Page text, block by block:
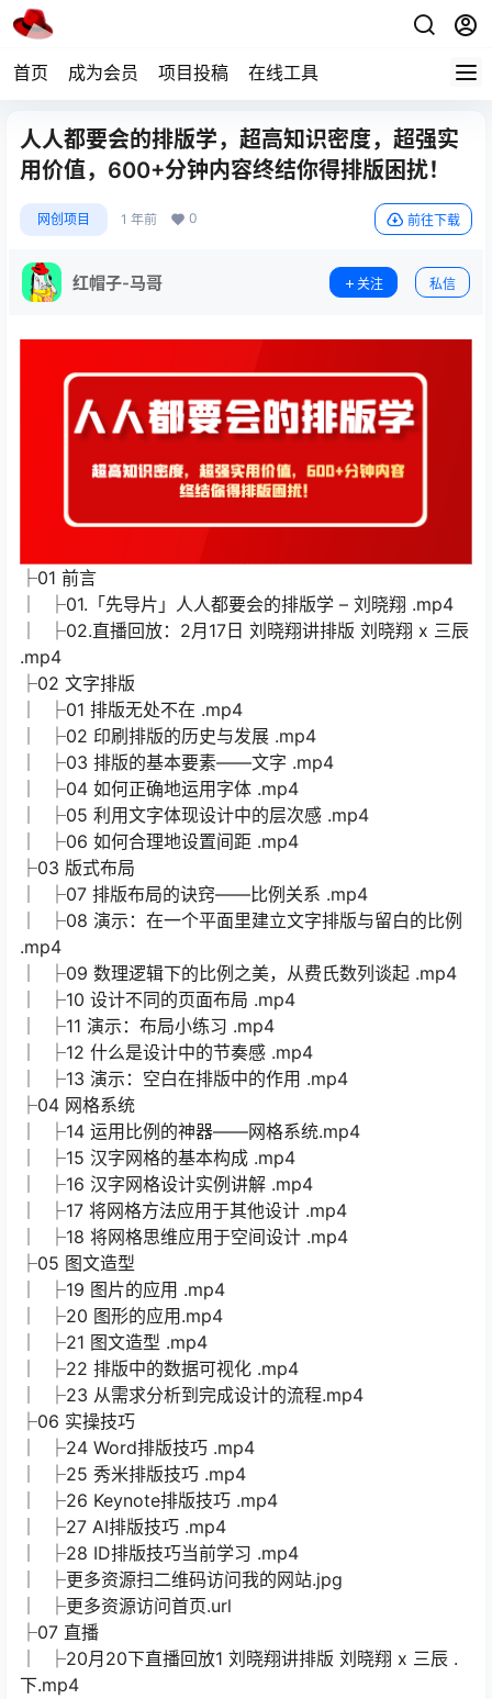
首页 成为会员 项目投稿 在线工具
人人都要会的排版学，超高知识密度，超强实
用价值，600+分钟内容终结你得排版困扰！
网创项目 1 年前 0 前往下载
红帽子-马哥 关注 私信
├01 前言
│ ├01.「先导片」人人都要会的排版学 – 刘晓翔 .mp4
│ ├02.直播回放：2月17日 刘晓翔讲排版 刘晓翔 x 三辰
.mp4
├02 文字排版
│ ├01 排版无处不在 .mp4
│ ├02 印刷排版的历史与发展 .mp4
│ ├03 排版的基本要素——文字 .mp4
│ ├04 如何正确地运用字体 .mp4
│ ├05 利用文字体现设计中的层次感 .mp4
│ ├06 如何合理地设置间距 .mp4
├03 版式布局
│ ├07 排版布局的诀窍——比例关系 .mp4
│ ├08 演示：在一个平面里建立文字排版与留白的比例
.mp4
│ ├09 数理逻辑下的比例之美，从费氏数列谈起 .mp4
│ ├10 设计不同的页面布局 .mp4
│ ├11 演示：布局小练习 .mp4
│ ├12 什么是设计中的节奏感 .mp4
│ ├13 演示：空白在排版中的作用 .mp4
├04 网格系统
│ ├14 运用比例的神器——网格系统.mp4
│ ├15 汉字网格的基本构成 .mp4
│ ├16 汉字网格设计实例讲解 .mp4
│ ├17 将网格方法应用于其他设计 .mp4
│ ├18 将网格思维应用于空间设计 .mp4
├05 图文造型
│ ├19 图片的应用 .mp4
│ ├20 图形的应用.mp4
│ ├21 图文造型 .mp4
│ ├22 排版中的数据可视化 .mp4
│ ├23 从需求分析到完成设计的流程.mp4
├06 实操技巧
│ ├24 Word排版技巧 .mp4
│ ├25 秀米排版技巧 .mp4
│ ├26 Keynote排版技巧 .mp4
│ ├27 AI排版技巧 .mp4
│ ├28 ID排版技巧当前学习 .mp4
│ ├更多资源扫二维码访问我的网站.jpg
│ ├更多资源访问首页.url
├07 直播
│ ├20月20下直播回放1 刘晓翔讲排版 刘晓翔 x 三辰 .
下.mp4